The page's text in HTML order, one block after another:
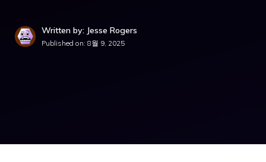
Written by: Jesse Rogers
Published on: 8월 9, 2025